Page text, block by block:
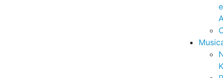
e